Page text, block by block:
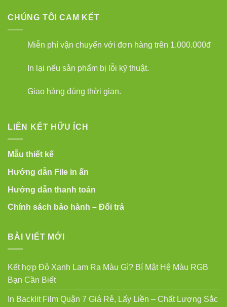
CHÚNG TÔI CAM KẾT
Miễn phí vận chuyển với đơn hàng trên 1.000.000đ
In lại nếu sản phẩm bị lỗi kỹ thuật.
Giao hàng đúng thời gian.
LIÊN KẾT HỮU ÍCH
Mẫu thiết kế
Hướng dẫn File in ấn
Hướng dẫn thanh toán
Chính sách bảo hành – Đổi trả
BÀI VIẾT MỚI
Kết hợp Đỏ Xanh Lam Ra Màu Gì? Bí Mật Hệ Màu RGB
Bạn Cần Biết
In Backlit Film Quận 7 Giá Rẻ, Lấy Liền – Chất Lượng Sắc